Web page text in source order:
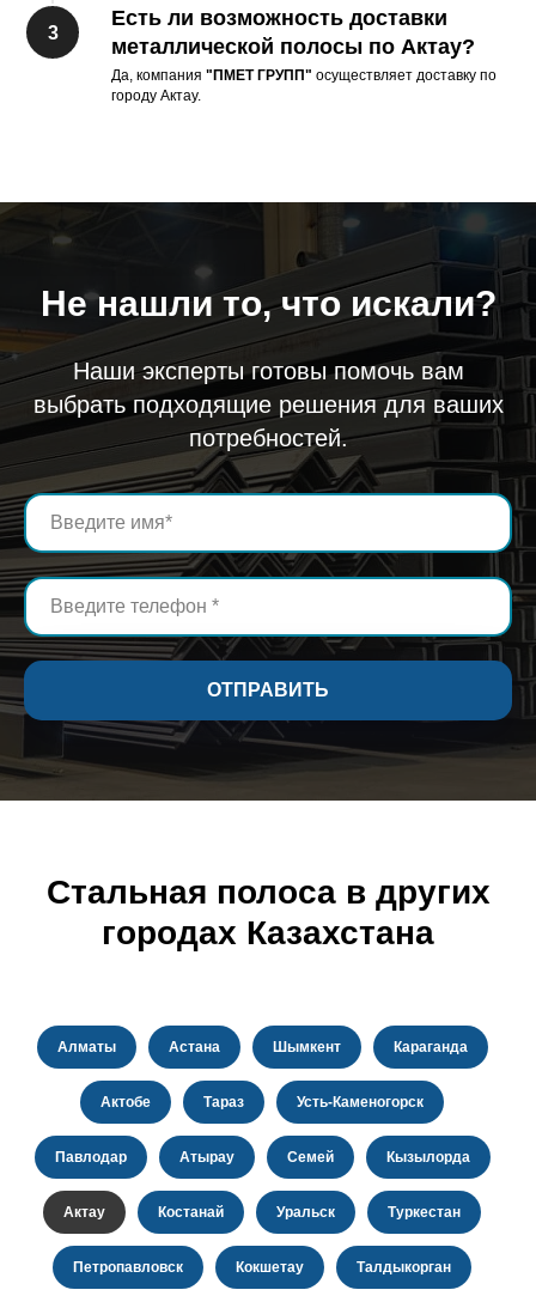
Есть ли возможность доставки
металлической полосы по Актау?
Да, компания "ПМЕТ ГРУПП" осуществляет доставку по
городу Актау.
Не нашли то, что искали?
Наши эксперты готовы помочь вам
выбрать подходящие решения для ваших
потребностей.
ОТПРАВИТЬ
Стальная полоса в других
городах Казахстана
Алматы Астана Шымкент Караганда
Актобе Тараз Усть-Каменогорск
Павлодар Атырау Семей Кызылорда
Актау Костанай Уральск Туркестан
Петропавловск Кокшетау Талдыкорган